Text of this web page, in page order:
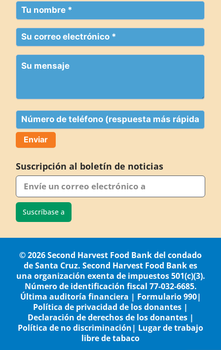
Su
nombre
(Obligatorio)
Su
correo
electrónico
(Obligatorio)
Su
mensaje
Teléfono
Suscripción al boletín de noticias
Suscríbase a
© 2026 Second Harvest Food Bank del condado
de Santa Cruz. Second Harvest Food Bank es
una organización exenta de impuestos 501(c)(3).
Número de identificación fiscal 77-032-6685.
Última auditoría financiera | Formulario 990|
Política de privacidad de los donantes |
Declaración de derechos de los donantes|
Política de no discriminación| Lugar de trabajo
libre de tabaco